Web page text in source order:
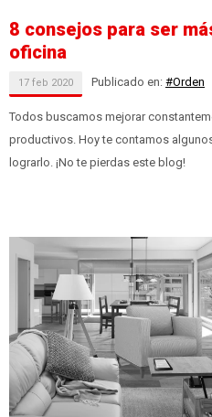
8 consejos para ser
oficina
17 feb 2020 Publicado en: #Orden
Todos buscamos mejorar
productivos. Hoy te contamos
lograrlo. ¡No te pierdas este blog!